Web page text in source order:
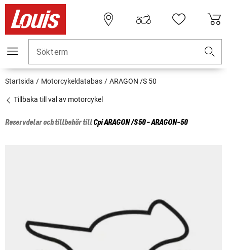
Sökterm
Startsida Motorcykeldatabas ARAGON /S 50
Tillbaka till val av motorcykel
Reservdelar och tillbehör tillCpiARAGON /S 50 - ARAGON-50